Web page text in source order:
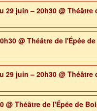
29 juin – 20h30@ Théâtre
@ Théâtre de l'Épée
29 juin – 20h30@ Théâtre
@ Théâtre de l'Épée de